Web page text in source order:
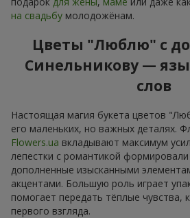
на свадьбу молодожёнам.
Цветы "Люблю" с
Синельникову —
слов
Настоящая магия букета цветов
его маленьких, но важных деталях.
Flowers.ua вкладывают максимум
лепестки с романтикой
дополненные изысканными
акцентами. Большую роль играет
помогает передать тёплые
первого взгляда.